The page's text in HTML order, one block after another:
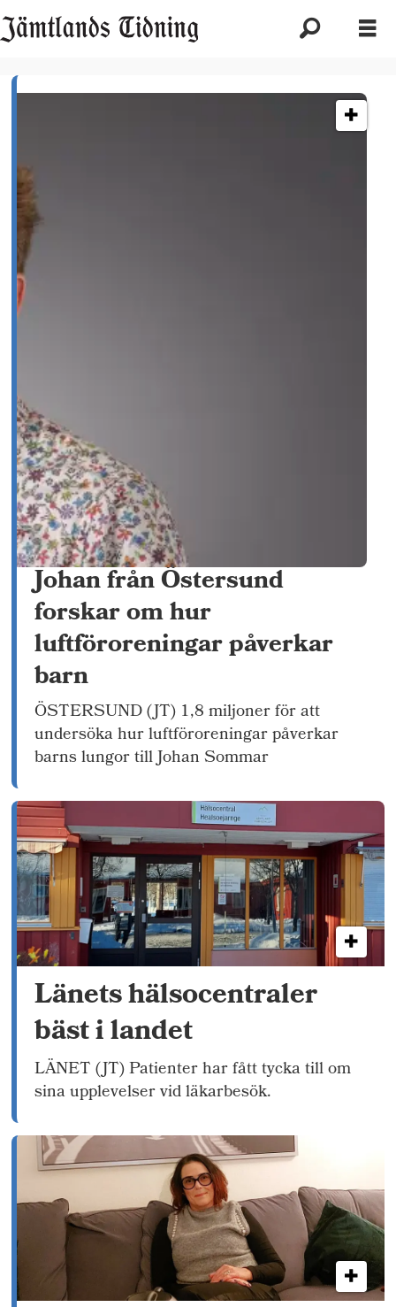
Etikett:
och
sjukvård
Johan från Östersund
forskar om hur
luftföroreningar påverkar
barn
ÖSTERSUND (JT) 1,8 miljoner för att
undersöka hur luftföroreningar påverkar
barns lungor till Johan Sommar
Länets hälsocentraler
bäst i landet
LÄNET (JT) Patienter har fått tycka till om
sina upplevelser vid läkarbesök.